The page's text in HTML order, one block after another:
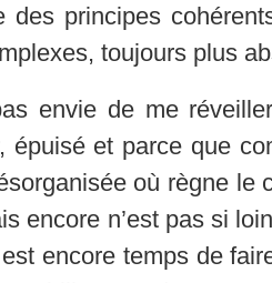
des principes
toujours plus
envie de me
épuisé et parce que
où règne le
encore n’est pas si
encore temps de